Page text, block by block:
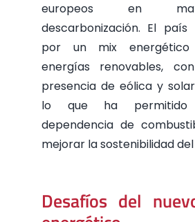
europeos en
descarbonización. El
por un mix
energías renovables,
presencia de eólica y
lo que ha
dependencia de
mejorar la sostenibilidad
Desafíos del